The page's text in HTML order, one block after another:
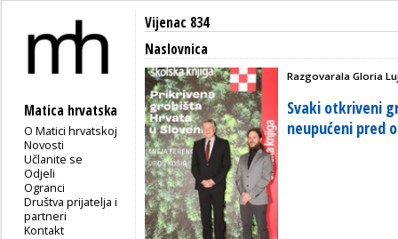
Matica hrvatska
O Matici hrvatskoj
Novosti
Učlanite se
Odjeli
Ogranci
Društva prijatelja i
partneri
Kontakt
Vijenac 834
Naslovnica
Razgovarala Gloria
Svaki otkriveni
neupućeni pred